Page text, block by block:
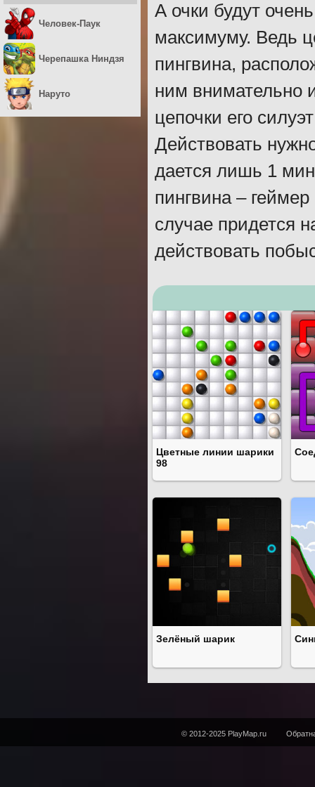
А очки будут
максимуму. Ведь
пингвина,
ним внимательно
цепочки его
Действовать
дается лишь 1
пингвина –
случае придется
действовать
Цветные линии шарики
98
Зелёный шарик
Человек-Паук
Черепашка Ниндзя
Наруто
© 2012-2025 PlayMap.ru